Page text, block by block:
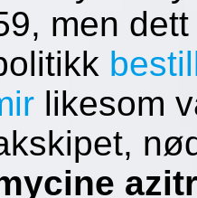
men
likesom